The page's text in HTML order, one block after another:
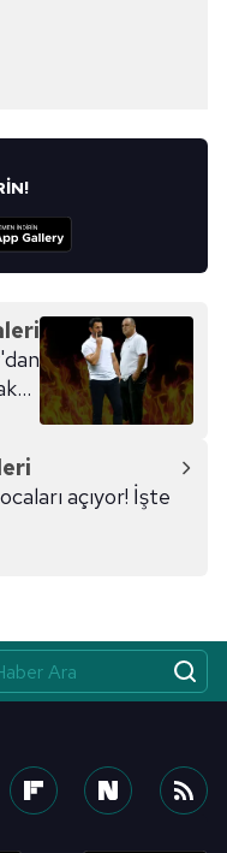
açıyor! İşte